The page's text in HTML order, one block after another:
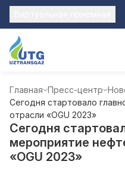
Главная Пресс-центр
Сегодня стартовало
отрасли «ОGU 2023»
Сегодня
мероприятие
«ОGU 2023»